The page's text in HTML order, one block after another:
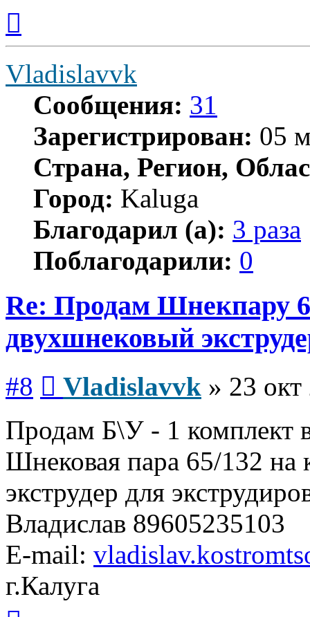
началу
Vladislavvk
Сообщения: 31
Зарегистрирован: 05
Страна, Регион,
Город: Kaluga
Благодарил (а): 3 раза
Поблагодарили: 0
Re: Продам Шнекпару
двухшнековый
#8 Vladislavvk » 23
Продам Б\У - 1 комплект
Шнековая пара 65/132 на
экструдер для
Владислав 89605235103
E-mail:
г.Калуга